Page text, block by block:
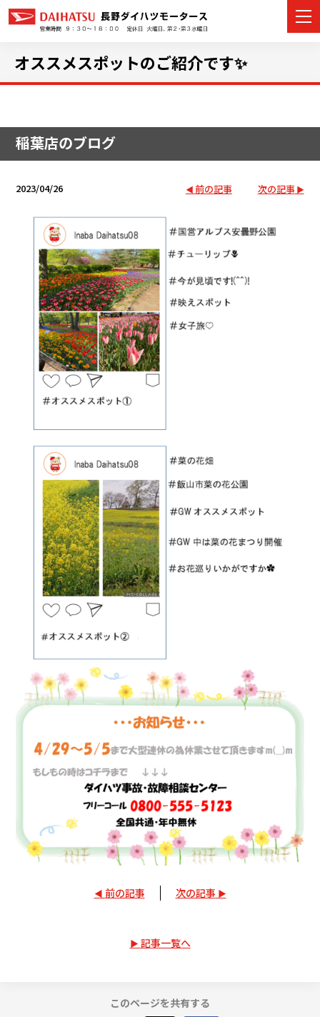
店舗情報
ご購入者サポート
アフターサポート
会社情報
オススメスポットのご紹介です✨
稲葉店のブログ
2023/04/26 前の記事 次の記事
前の記事 次の記事
記事一覧へ
このページを共有する